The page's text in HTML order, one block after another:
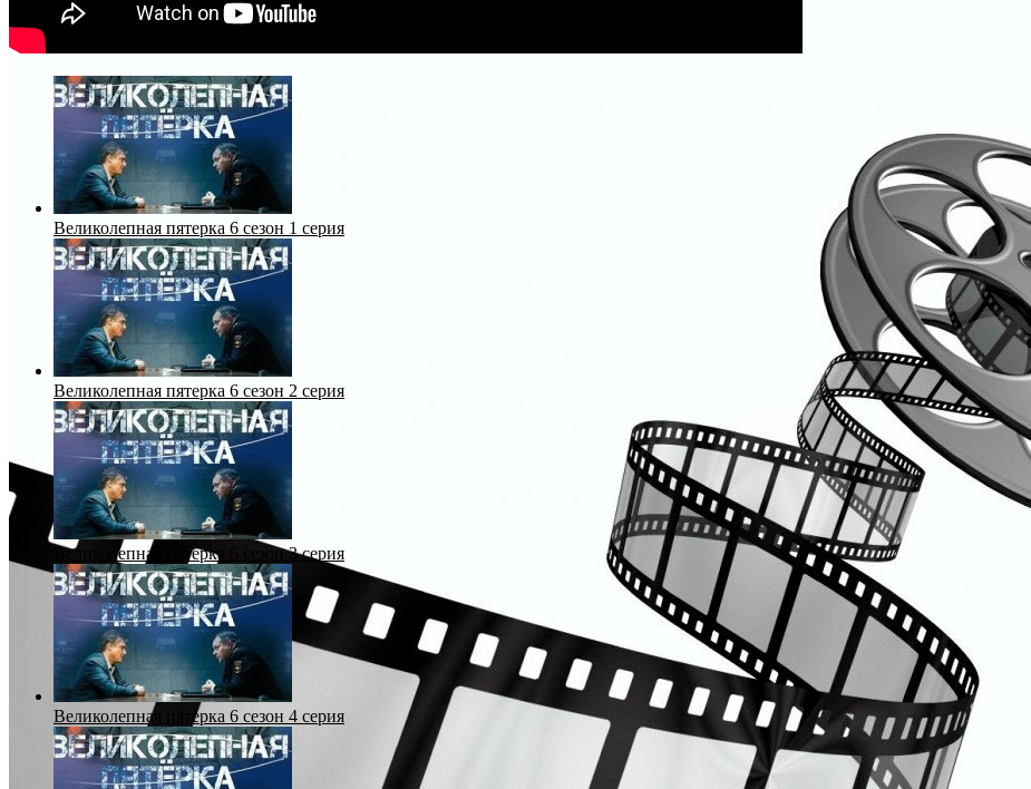
Великолепная пятерка 6 сезон 1 серия
Великолепная пятерка 6 сезон 2 серия
Великолепная пятерка 6 сезон 3 серия
Великолепная пятерка 6 сезон 4 серия